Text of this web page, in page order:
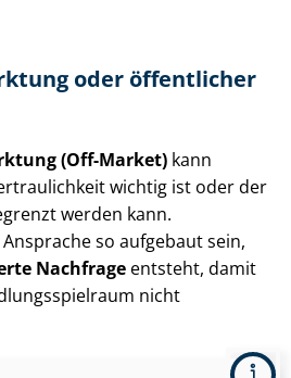
oder öffentlicher
(Off-Market) kann
wichtig ist oder der
werden kann.
so aufgebaut sein,
Nachfrage entsteht, damit
nicht